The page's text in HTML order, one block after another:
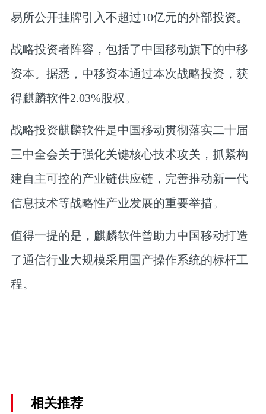
易所公开挂牌引入不超过10亿元的外部投资。
战略投资者阵容，包括了中国移动旗下的中移
资本。据悉，中移资本通过本次战略投资，获
得麒麟软件2.03%股权。
战略投资麒麟软件是中国移动贯彻落实二十届
三中全会关于强化关键核心技术攻关，抓紧构
建自主可控的产业链供应链，完善推动新一代
信息技术等战略性产业发展的重要举措。
值得一提的是，麒麟软件曾助力中国移动打造
了通信行业大规模采用国产操作系统的标杆工
程。
相关推荐